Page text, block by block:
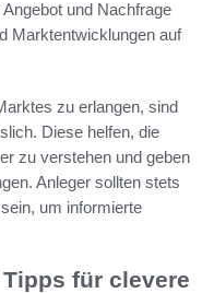
und Nachfrage
Marktentwicklungen auf
zu erlangen, sind
Diese helfen, die
zu verstehen und geben
Anleger sollten stets
um informierte
für clevere